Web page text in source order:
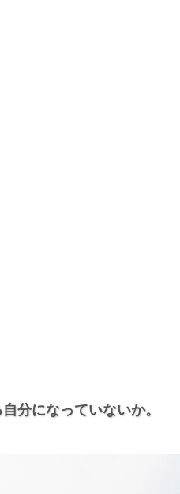
分になっていないか。